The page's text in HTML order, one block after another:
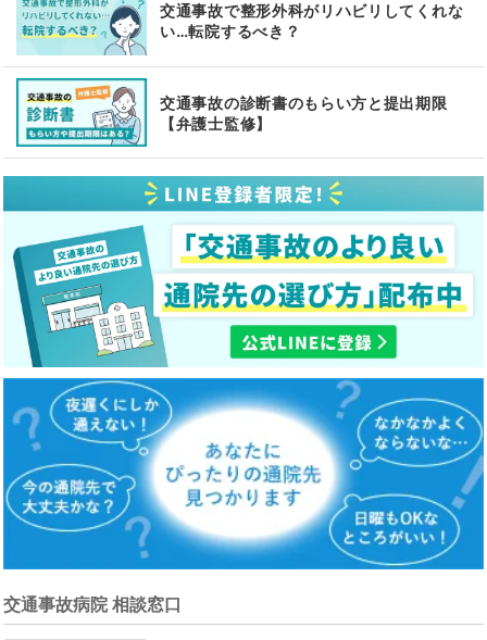
交通事故で整形外科がリハビリしてくれな
い…転院するべき？
交通事故の診断書のもらい方と提出期限
【弁護士監修】
交通事故病院 相談窓口